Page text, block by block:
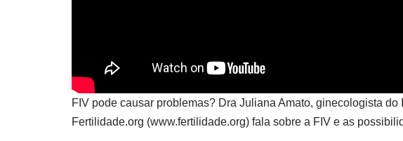
FIV pode causar problemas? Dra Juliana Amato, ginecologista do
Fertilidade.org (www.fertilidade.org) fala sobre a FIV e as